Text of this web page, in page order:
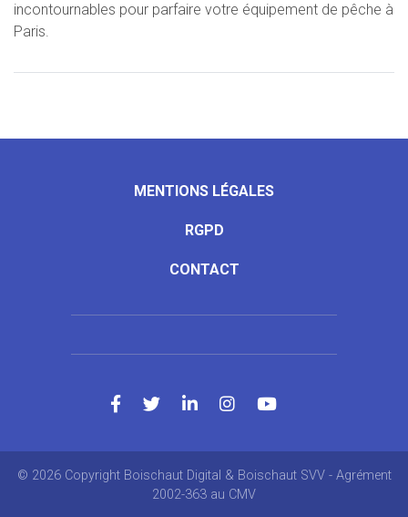
incontournables pour parfaire votre équipement de pêche à
Paris.
MENTIONS LÉGALES
RGPD
CONTACT
© 2026 Copyright Boischaut Digital & Boischaut SVV - Agrément
2002-363 au CMV